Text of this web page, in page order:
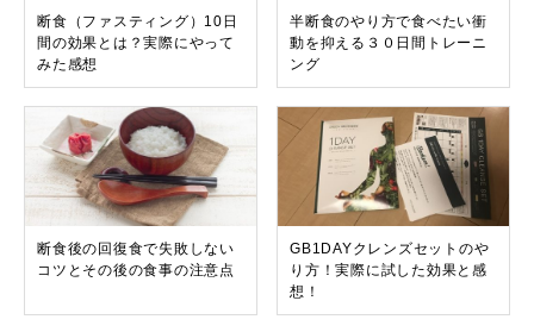
断食（ファスティング）10日
間の効果とは？実際にやって
みた感想
半断食のやり方で食べたい衝
動を抑える３０日間トレーニ
ング
断食後の回復食で失敗しない
コツとその後の食事の注意点
GB1DAYクレンズセットのや
り方！実際に試した効果と感
想！